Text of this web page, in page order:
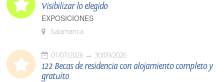
Visibilizar lo elegido
EXPOSICIONES
Salamanca
01/07/2026 30/09/2026
122 Becas de residencia con alojamiento completo y
gratuito